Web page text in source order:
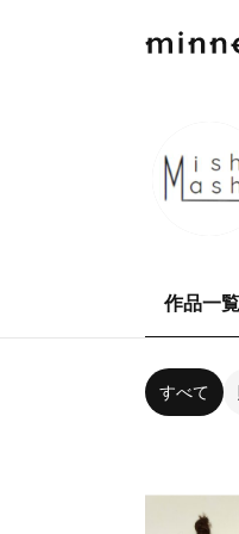
作品一覧
すべて